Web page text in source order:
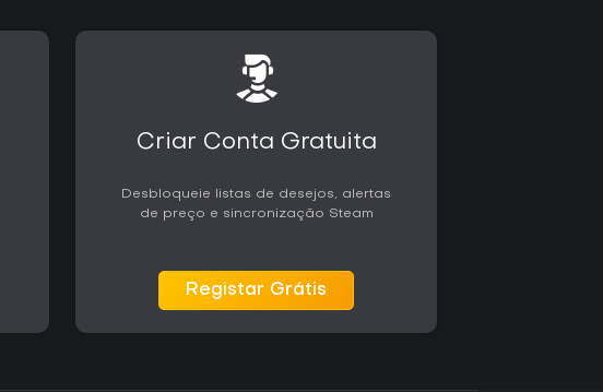
Criar Conta Gratuita
Desbloqueie listas de desejos, alertas
de preço e sincronização Steam
Registar Grátis